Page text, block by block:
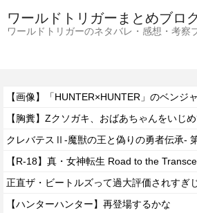
ワールドトリガーまとめブロ
ワールドトリガーのネタバレ・感想・考察
【胸糞】Zクソガキ、おばあちゃんをいじ
正直ザ・ビートルズって過大評価されすぎ
【ハンターハンター】再登場するかな